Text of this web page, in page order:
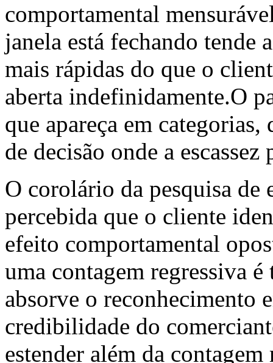
comportamental
janela está fechando tende
mais rápidas do que o
aberta indefinidamente.O
que apareça em
de decisão onde a
O corolário da pesquisa de
percebida que o cliente
efeito comportamental
uma contagem regressiva
absorve o reconhecimento
credibilidade do
estender além da